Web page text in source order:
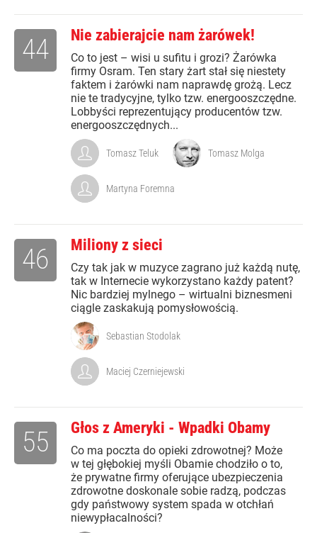
Nie zabierajcie nam żarówek!
Co to jest – wisi u sufitu i grozi? Żarówka
firmy Osram. Ten stary żart stał się niestety
faktem i żarówki nam naprawdę grożą. Lecz
nie te tradycyjne, tylko tzw. energooszczędne.
Lobbyści reprezentujący producentów tzw.
energooszczędnych...
44
Tomasz Teluk Tomasz Molga
Martyna Foremna
Miliony z sieci
Czy tak jak w muzyce zagrano już każdą nutę,
tak w Internecie wykorzystano każdy patent?
Nic bardziej mylnego – wirtualni biznesmeni
ciągle zaskakują pomysłowością.
46
Sebastian Stodolak
Maciej Czerniejewski
Głos z Ameryki - Wpadki Obamy
Co ma poczta do opieki zdrowotnej? Może
w tej głębokiej myśli Obamie chodziło o to,
że prywatne firmy oferujące ubezpieczenia
zdrowotne doskonale sobie radzą, podczas
gdy państwowy system spada w otchłań
niewypłacalności?
55